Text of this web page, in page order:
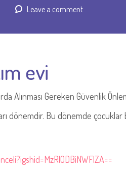
Leave a comment
evi
Alınması Gereken Güvenlik
dönemdir. Bu dönemde